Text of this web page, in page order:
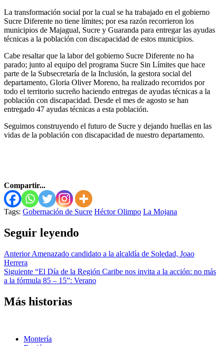
La transformación social por la cual se ha trabajado en el gobierno
Sucre Diferente no tiene límites; por esa razón recorrieron los
municipios de Majagual, Sucre y Guaranda para entregar las ayudas
técnicas a la población con discapacidad de estos municipios.
Cabe resaltar que la labor del gobierno Sucre Diferente no ha
parado; junto al equipo del programa Sucre Sin Límites que hace
parte de la Subsecretaría de la Inclusión, la gestora social del
departamento, Gloria Oliver Moreno, ha realizado recorridos por
todo el territorio sucreño haciendo entregas de ayudas técnicas a la
población con discapacidad. Desde el mes de agosto se han
entregado 47 ayudas técnicas a esta población.
Seguimos construyendo el futuro de Sucre y dejando huellas en las
vidas de la población con discapacidad de nuestro departamento.
Compartir...
Tags: Gobernación de Sucre Héctor Olimpo La Mojana
Seguir leyendo
AnteriorAmenazado candidato a la alcaldía de Soledad, Joao
Herrera
Siguiente “El Día de la Región Caribe nos invita a la acción: no más
a la fórmula 85 – 15”: Verano
Más historias
Montería